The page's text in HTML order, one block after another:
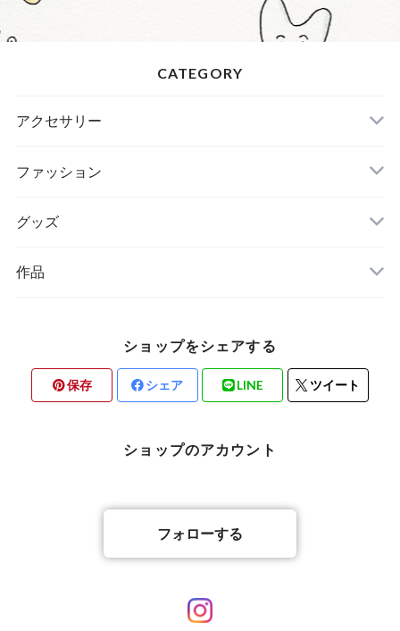
CATEGORY
アクセサリー
ファッション
グッズ
作品
ショップをシェアする
保存 シェア LINE ツイート
ショップのアカウント
フォローする